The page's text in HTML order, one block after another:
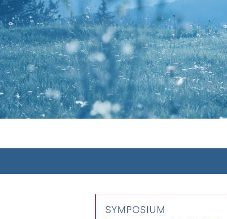
SYMPOSIUM